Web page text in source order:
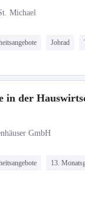
Michael
Jobrad
in der
GmbH
13.